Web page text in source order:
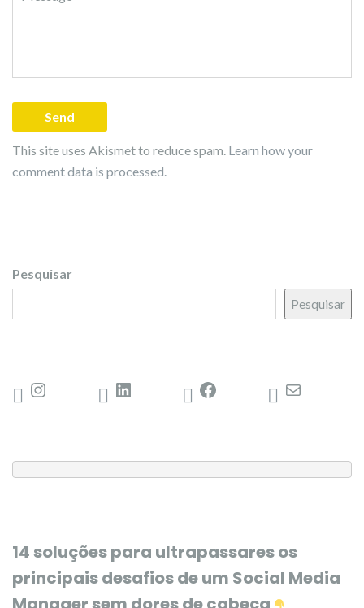
This site uses Akismet to reduce spam. Learn how your
comment data is processed.
Pesquisar
Pesquisar
14 soluções para ultrapassares os
principais desafios de um Social Media